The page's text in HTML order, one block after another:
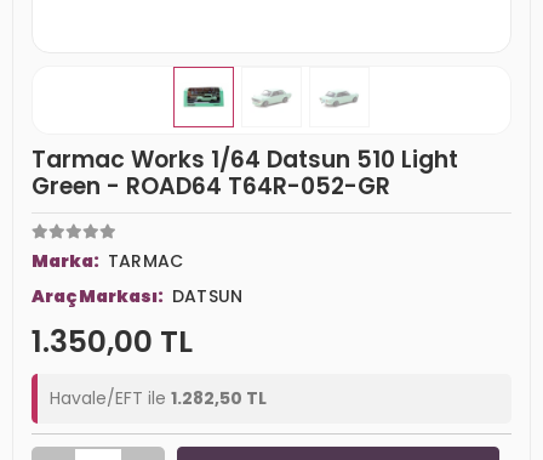
Tarmac Works 1/64 Datsun 510 Light
Green - ROAD64 T64R-052-GR
Marka: TARMAC
Araç Markası: DATSUN
1.350,00 TL
Havale/EFT ile 1.282,50 TL